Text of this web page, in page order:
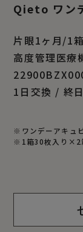
Qieto ワン
片眼1ヶ月/1
高度管理医療
1日交換 / 終
※ワンデーアキュ
※1箱30枚入り×2